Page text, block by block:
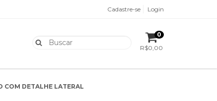
Cadastre-se Login
0
R$0,00
COM DETALHE LATERAL